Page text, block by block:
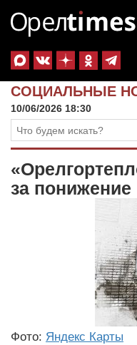
СОЦИАЛЬНЫЕ
10/06/2026 18:30
за понижение
Фото: Яндекс Карты